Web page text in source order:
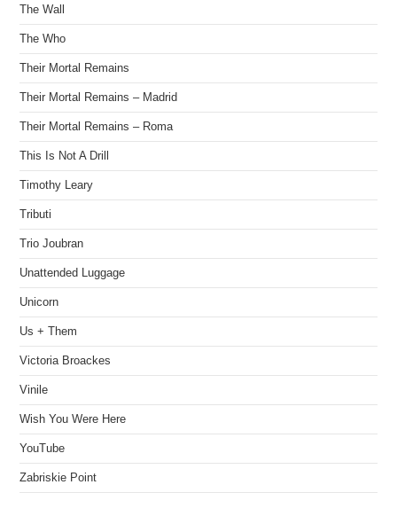
The Wall
The Who
Their Mortal Remains
Their Mortal Remains – Madrid
Their Mortal Remains – Roma
This Is Not A Drill
Timothy Leary
Tributi
Trio Joubran
Unattended Luggage
Unicorn
Us + Them
Victoria Broackes
Vinile
Wish You Were Here
YouTube
Zabriskie Point